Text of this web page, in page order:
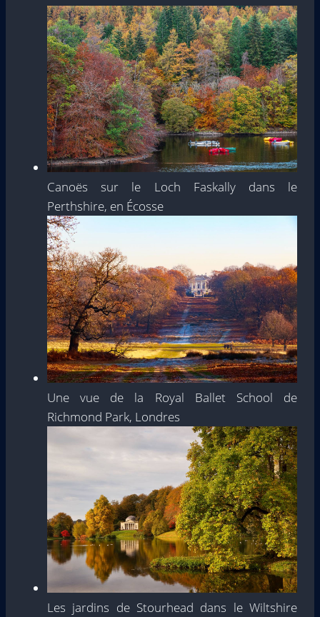
Canoës sur le Loch Faskally dans le
Perthshire, en Écosse
Une vue de la Royal Ballet School de
Richmond Park, Londres
Les jardins de Stourhead dans le Wiltshire